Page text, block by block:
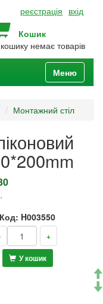
Кошик
немає товарів
реєстрація вхід
Меню
Монтажний стіл
Код: H003550
+
У кошик